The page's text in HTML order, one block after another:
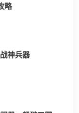
略
神兵器